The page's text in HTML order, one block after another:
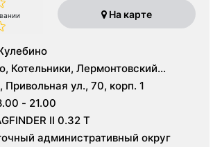
На карте
Котельники, Лермонтовский
Привольная ул., 70, корп. 1
- 21.00
II 0.32 Т
административный округ